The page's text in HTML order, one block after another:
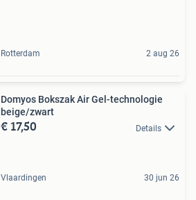
Rotterdam 2 aug 26
Domyos Bokszak Air Gel-technologie
beige/zwart
€ 17,50 Details
Vlaardingen 30 jun 26